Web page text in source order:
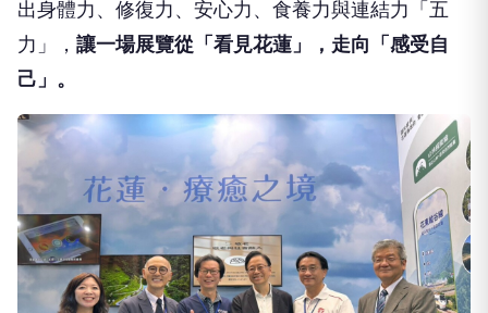
出身體力、修復力、安心力、食養力與連結力「五
力」， 讓一場展覽從「看見花蓮」，走向「感受自
己」。